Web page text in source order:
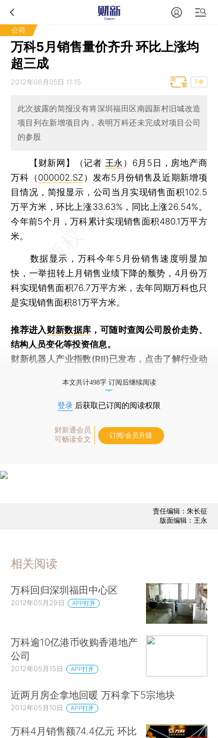
公司
万科5月销售量价齐升 环比上涨均
超三成
2012年06月05日 11:15 T中
此次披露的简报没有将深圳福田区南园新村旧城改造
项目列在新增项目内，表明万科还未完成对项目公司
的参股
【财新网】（记者 王永 ） 6月5日，房地产商
万科（000002.SZ ）发布5月份销售及近期新增项
目情况，简报显示，公司当月实现销售面积102.5
万平方米，环比上涨33.63%，同比上涨26.54%。
今年前5个月，万科累计实现销售面积480.1万平方
米。
数据显示，万科今年5月份销售速度明显加
快，一举扭转上月销售业绩下降的颓势，4月份万
科实现销售面积76.7万平方米，去年同期万科也只
是实现销售面积81万平方米。
推荐进入财新数据库 ，可随时查阅公司股价走势、
结构人员变化等投资信息。
财新机器人产业指数(RII)已发布， 点击了解行业动
本文共计498字 订阅后继续阅读
登录 后获取已订阅的阅读权限
财新通会员
可畅读全文
订阅/会员升级
责任编辑：朱长征
版面编辑：王永
相关阅读
万科回归深圳福田中心区
2012年05月29日 APP打开
万科逾10亿港币收购香港地产
公司
2012年05月15日 APP打开
近两月房企拿地回暖 万科拿下5宗地块
2012年05月10日 APP打开
万科4月销售额74.4亿元 环比